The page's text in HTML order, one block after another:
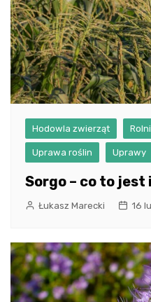
Hodowla zwierząt
Uprawa roślin Uprawy
Sorgo – co to
Łukasz Marecki 16